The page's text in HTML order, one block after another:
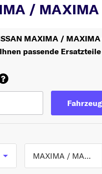
/
MAXIMA / MAXIMA
passende
MAXIMA / MAXIMA QX